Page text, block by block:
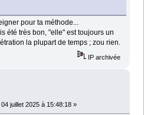
pour ta méthode...
été très bon, "elle" est toujours un
la plupart de temps ; zou rien.
IP archivée
04 juillet 2025 à 15:48:18 »